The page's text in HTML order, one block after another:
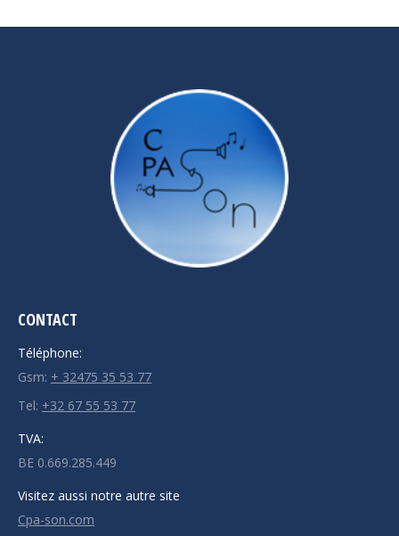
CONTACT
Téléphone:
Gsm: + 32475 35 53 77
Tel: +32 67 55 53 77
TVA:
BE 0.669.285.449
Visitez aussi notre autre site
Cpa-son.com